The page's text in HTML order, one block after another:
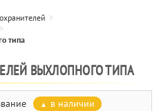
типа
ВЫХЛОПНОГО ТИПА
в наличии